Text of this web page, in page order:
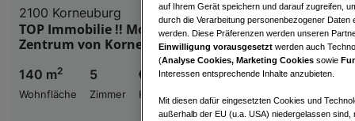
2100 Korneuburg
TOP Immobilie !! Modernes Einfamilienhaus im
Zentrum von Korneuburg !!
140 m2
Wohnfläche
5
Zimmer
€ 975.000,00
Kaufpreis
auf Ihrem Gerät speichern und darauf zugreifen,
durch die Verarbeitung personenbezogener
werden. Diese Präferenzen werden unseren
Einwilligung vorausgesetzt werden auch
(Analyse Cookies, Marketing Cookies sowie
Interessen entsprechende Inhalte anzubieten.
Mit diesen dafür eingesetzten Cookies und
außerhalb der EU (u.a. USA) niedergelassen